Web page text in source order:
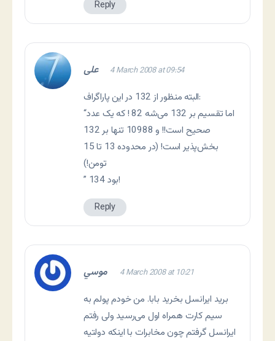
Reply
علی 4 March 2008 at 09:54
البته منظور از 132 در این پاراگراف:
“اما تقسیم بر 132 می‌شه 82 ! که یک عدد
صحیح است!! و 10988 تنها بر 132
بخش‌پذیر است! (در محدوده 13 تا 15
تومن!)
” 134 بود!
Reply
موسي 4 March 2008 at 10:21
برید ایرانسل بخرید بابا. من خودم پولم به
سیم کارت همراه اول می‌رسید ولی رفتم
ایرانسل گرفتم چون مخابرات با اینکه دولتیه